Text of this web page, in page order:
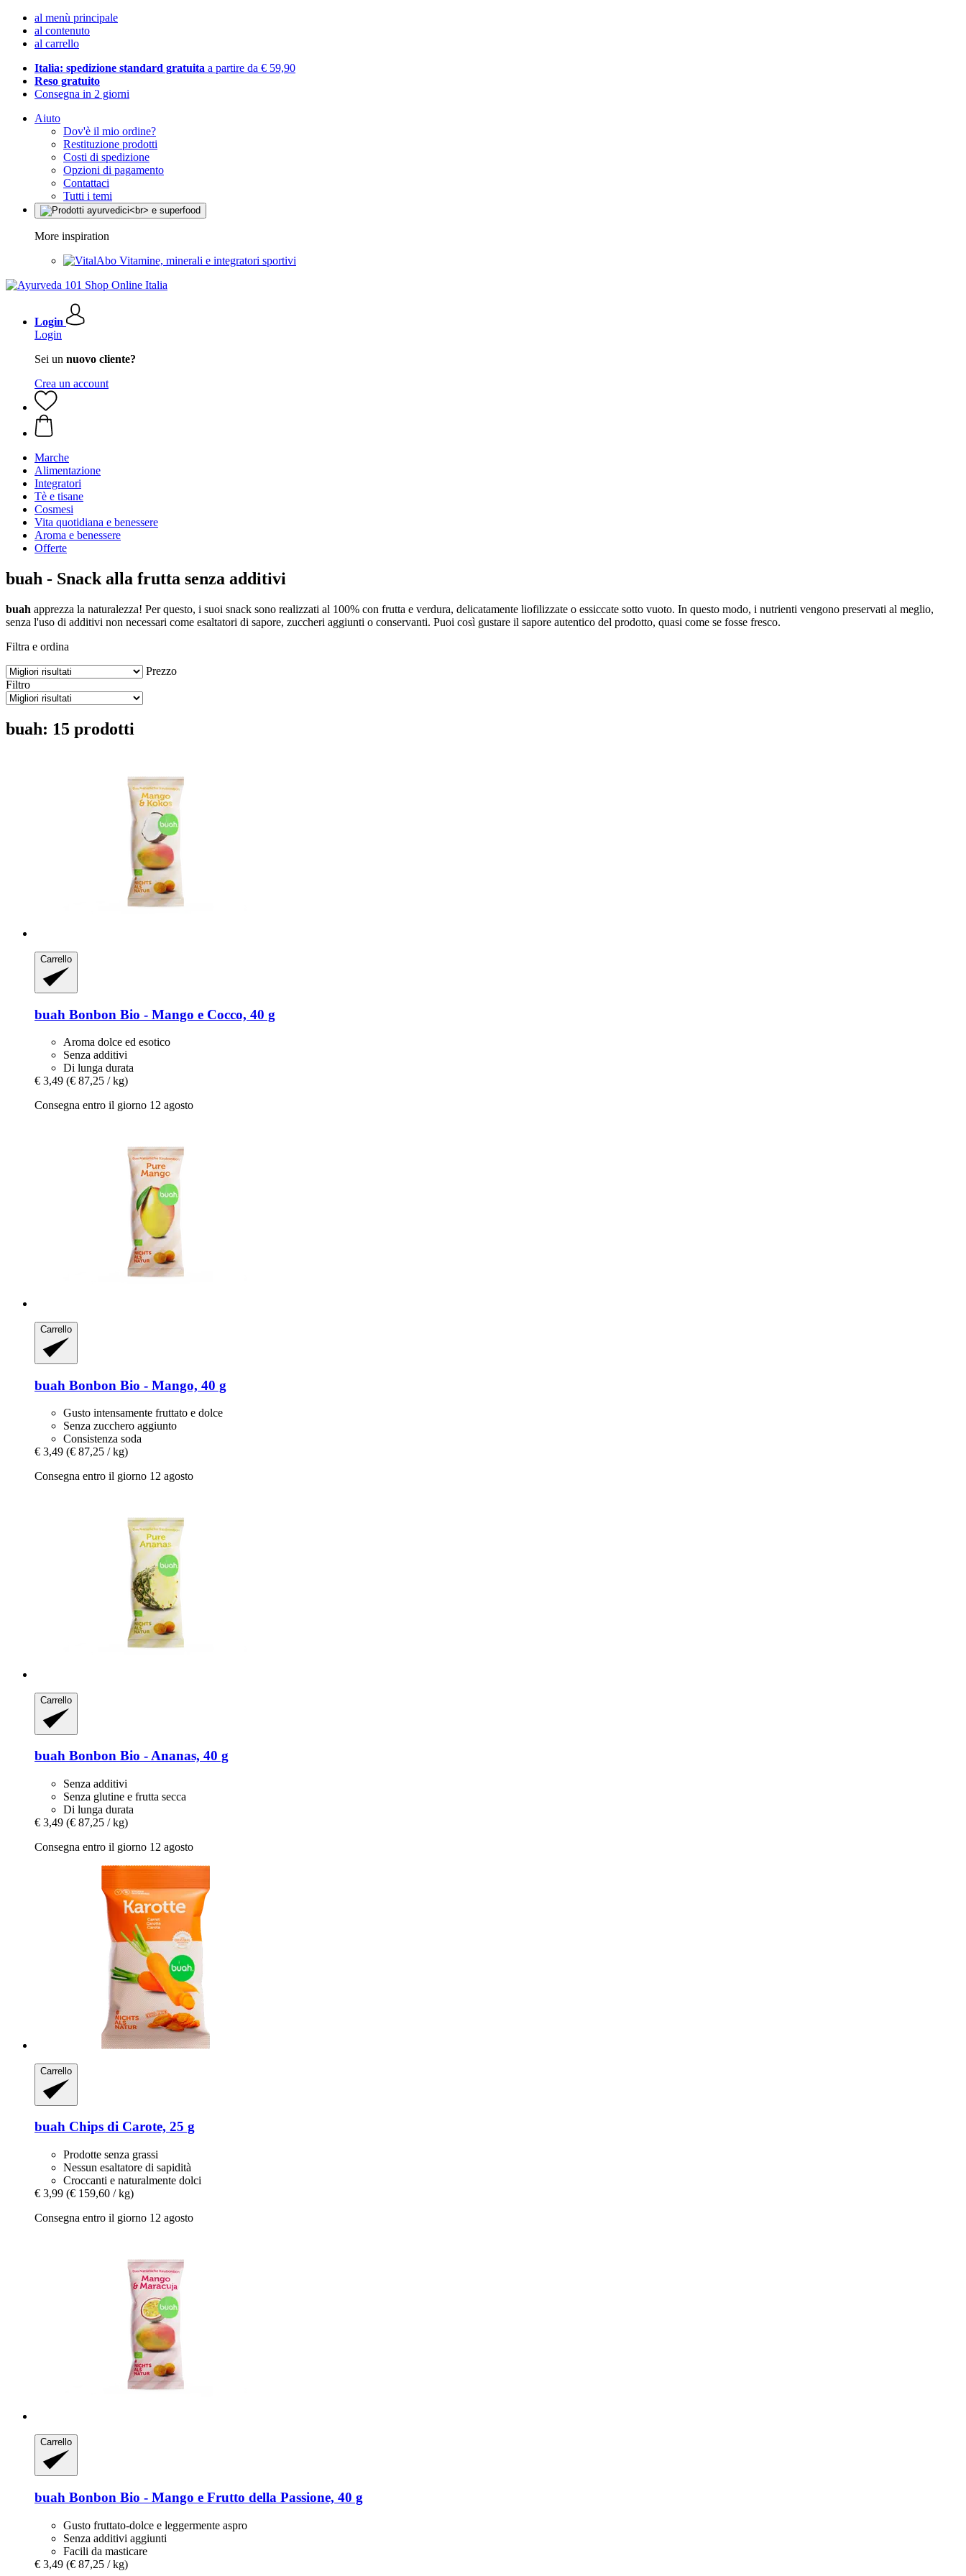
al menù principale
al contenuto
al carrello
Italia: spedizione standard gratuita a partire da € 59,90
Reso gratuito
Consegna in 2 giorni
Aiuto
Dov'è il mio ordine?
Restituzione prodotti
Costi di spedizione
Opzioni di pagamento
Contattaci
Tutti i temi
More inspiration
Vitamine, minerali e integratori sportivi
Login
Login
Sei un nuovo cliente?
Crea un account
Marche
Alimentazione
Integratori
Tè e tisane
Cosmesi
Vita quotidiana e benessere
Aroma e benessere
Offerte
buah - Snack alla frutta senza additivi
buah apprezza la naturalezza! Per questo, i suoi snack sono realizzati al 100% con frutta e verdura, delicatamente liofilizzate o essiccate sotto vuoto. In questo modo, i nutrienti vengono preservati al meglio,
senza l'uso di additivi non necessari come esaltatori di sapore, zuccheri aggiunti o conservanti. Puoi così gustare il sapore autentico del prodotto, quasi come se fosse fresco.
Filtra e ordina
Prezzo
Filtro
buah: 15 prodotti
Carrello
buah Bonbon Bio -​ Mango e Cocco, 40 g
Aroma dolce ed esotico
Senza additivi
Di lunga durata
€ 3,49 (€ 87,25 / kg)
Consegna entro il giorno 12 agosto
Carrello
buah Bonbon Bio -​ Mango, 40 g
Gusto intensamente fruttato e dolce
Senza zucchero aggiunto
Consistenza soda
€ 3,49 (€ 87,25 / kg)
Consegna entro il giorno 12 agosto
Carrello
buah Bonbon Bio -​ Ananas, 40 g
Senza additivi
Senza glutine e frutta secca
Di lunga durata
€ 3,49 (€ 87,25 / kg)
Consegna entro il giorno 12 agosto
Carrello
buah Chips di Carote, 25 g
Prodotte senza grassi
Nessun esaltatore di sapidità
Croccanti e naturalmente dolci
€ 3,99 (€ 159,60 / kg)
Consegna entro il giorno 12 agosto
Carrello
buah Bonbon Bio -​ Mango e Frutto della Passione, 40 g
Gusto fruttato-dolce e leggermente aspro
Senza additivi aggiunti
Facili da masticare
€ 3,49 (€ 87,25 / kg)